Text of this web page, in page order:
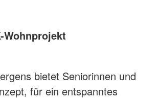
bietet Seniorinnen und
für ein entspanntes